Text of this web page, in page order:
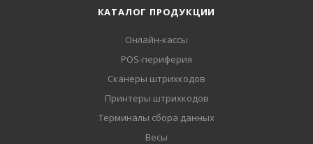
КАТАЛОГ ПРОДУКЦИИ
Онлайн-кассы
POS-периферия
Сканеры штрихкодов
Принтеры штрихкодов
Терминалы сбора данных
Весы